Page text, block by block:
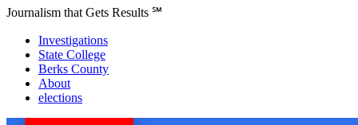
Journalism that Gets Results ℠
Investigations
State College
Berks County
About
elections